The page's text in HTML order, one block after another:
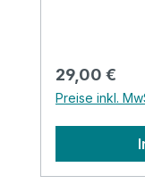
Regulärer
29,00 €
Preise inkl.